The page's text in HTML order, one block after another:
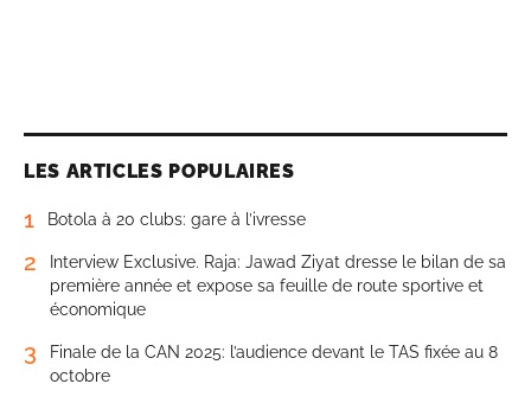
LES ARTICLES POPULAIRES
1 Botola à 20 clubs: gare à l’ivresse
2
Interview Exclusive. Raja: Jawad Ziyat dresse le bilan de sa
première année et expose sa feuille de route sportive et
économique
3
Finale de la CAN 2025: l’audience devant le TAS fixée au 8
octobre